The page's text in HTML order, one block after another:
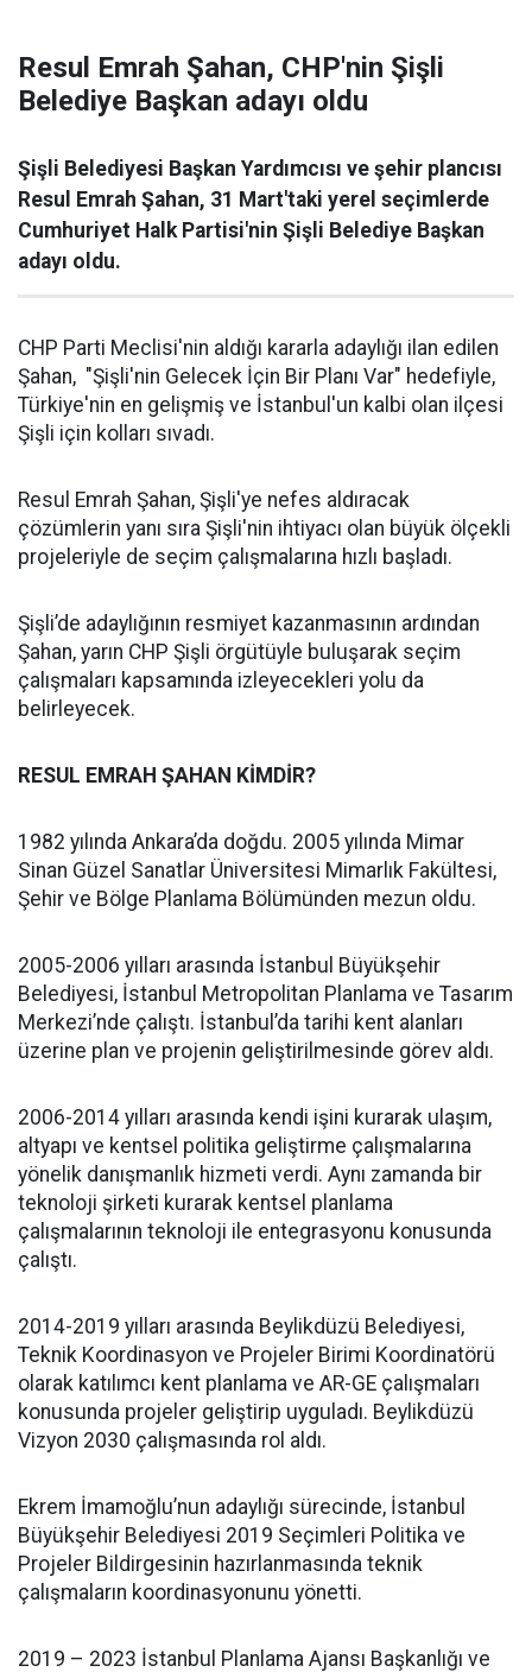
Resul Emrah Şahan, CHP'nin Şişli
Belediye Başkan adayı oldu
Şişli Belediyesi Başkan Yardımcısı ve şehir plancısı
Resul Emrah Şahan, 31 Mart'taki yerel seçimlerde
Cumhuriyet Halk Partisi'nin Şişli Belediye Başkan
adayı oldu.
CHP Parti Meclisi'nin aldığı kararla adaylığı ilan edilen
Şahan, "Şişli'nin Gelecek İçin Bir Planı Var" hedefiyle,
Türkiye'nin en gelişmiş ve İstanbul'un kalbi olan ilçesi
Şişli için kolları sıvadı.
Resul Emrah Şahan, Şişli'ye nefes aldıracak
çözümlerin yanı sıra Şişli'nin ihtiyacı olan büyük ölçekli
projeleriyle de seçim çalışmalarına hızlı başladı.
Şişli’de adaylığının resmiyet kazanmasının ardından
Şahan, yarın CHP Şişli örgütüyle buluşarak seçim
çalışmaları kapsamında izleyecekleri yolu da
belirleyecek.
RESUL EMRAH ŞAHAN KİMDİR?
1982 yılında Ankara’da doğdu. 2005 yılında Mimar
Sinan Güzel Sanatlar Üniversitesi Mimarlık Fakültesi,
Şehir ve Bölge Planlama Bölümünden mezun oldu.
2005-2006 yılları arasında İstanbul Büyükşehir
Belediyesi, İstanbul Metropolitan Planlama ve Tasarım
Merkezi’nde çalıştı. İstanbul’da tarihi kent alanları
üzerine plan ve projenin geliştirilmesinde görev aldı.
2006-2014 yılları arasında kendi işini kurarak ulaşım,
altyapı ve kentsel politika geliştirme çalışmalarına
yönelik danışmanlık hizmeti verdi. Aynı zamanda bir
teknoloji şirketi kurarak kentsel planlama
çalışmalarının teknoloji ile entegrasyonu konusunda
çalıştı.
2014-2019 yılları arasında Beylikdüzü Belediyesi,
Teknik Koordinasyon ve Projeler Birimi Koordinatörü
olarak katılımcı kent planlama ve AR-GE çalışmaları
konusunda projeler geliştirip uyguladı. Beylikdüzü
Vizyon 2030 çalışmasında rol aldı.
Ekrem İmamoğlu’nun adaylığı sürecinde, İstanbul
Büyükşehir Belediyesi 2019 Seçimleri Politika ve
Projeler Bildirgesinin hazırlanmasında teknik
çalışmaların koordinasyonunu yönetti.
2019 – 2023 İstanbul Planlama Ajansı Başkanlığı ve